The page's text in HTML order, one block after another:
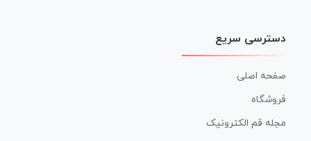
دسترسی سریع
صفحه اصلی
فروشگاه
مجله قم الکترونیک